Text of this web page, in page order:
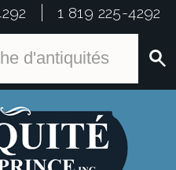
1 819 225-4292